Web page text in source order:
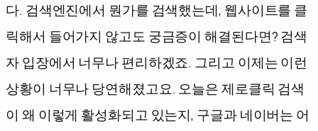
다. 검색엔진에서 뭔가를 검색했는데, 웹사이트를 클
릭해서 들어가지 않고도 궁금증이 해결된다면? 검색
자 입장에서 너무나 편리하겠죠. 그리고 이제는 이런
상황이 너무나 당연해졌고요. 오늘은 제로클릭 검색
이 왜 이렇게 활성화되고 있는지, 구글과 네이버는 어